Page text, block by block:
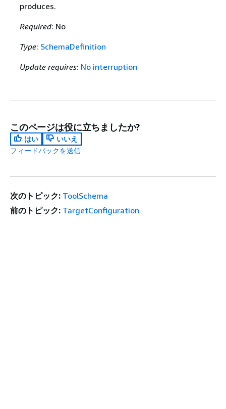
produces.
Required: No
Type: SchemaDefinition
Update requires: No interruption
このページは役に立ちましたか?
はい
いいえ
フィードバックを送信
次のトピック: ToolSchema
前のトピック: TargetConfiguration